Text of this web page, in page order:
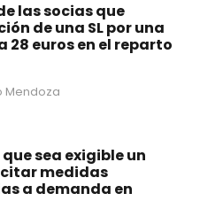
las socias que
de una SL por una
euros en el reparto
Mendoza
sea exigible un
medidas
a demanda en